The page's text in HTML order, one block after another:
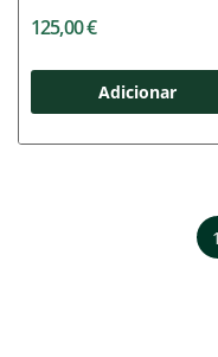
125,00 €
Adicionar
1